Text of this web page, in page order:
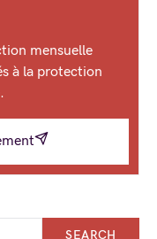
mensuelle
à la protection
SEARCH